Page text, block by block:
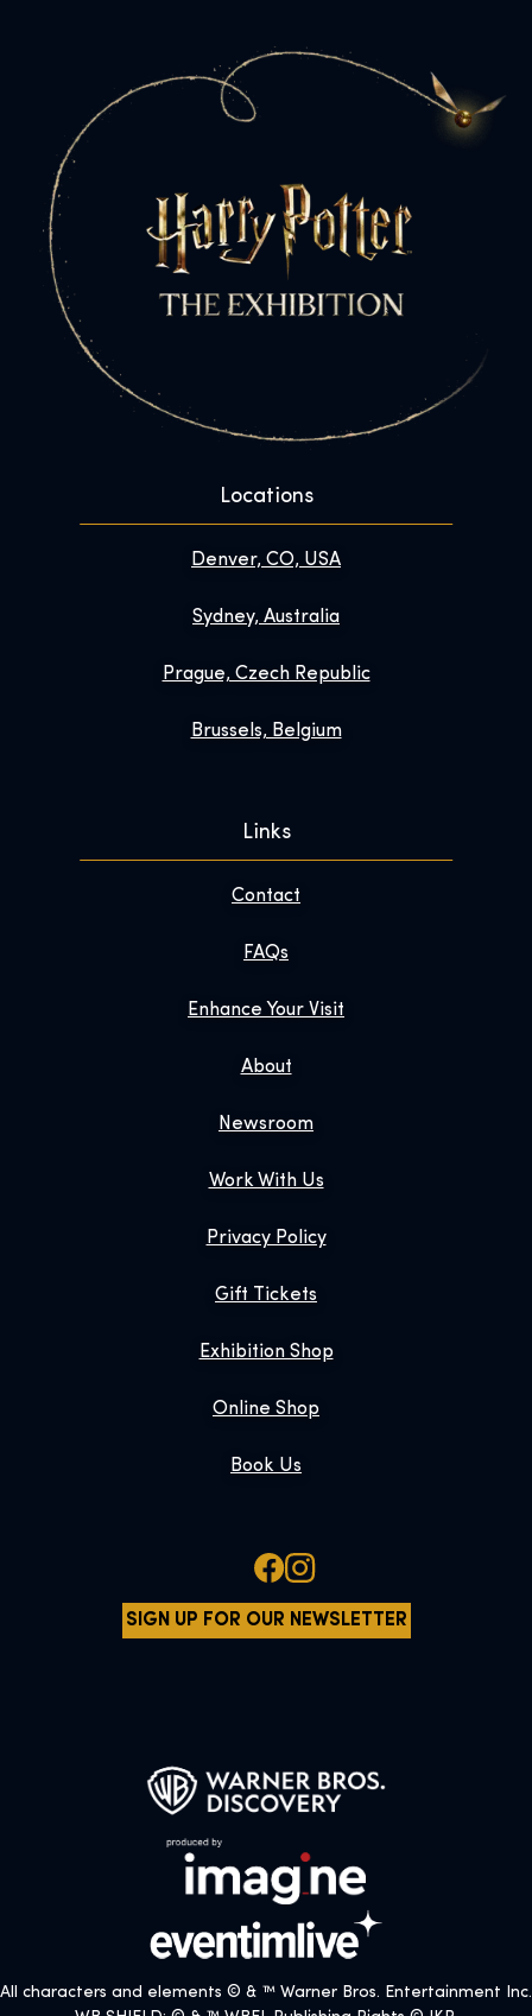
Locations
Denver, CO, USA
Sydney, Australia
Prague, Czech Republic
Brussels, Belgium
Links
Contact
FAQs
Enhance Your Visit
About
Newsroom
Work With Us
Privacy Policy
Gift Tickets
Exhibition Shop
Online Shop
Book Us
SIGN UP FOR OUR NEWSLETTER
All characters and elements © & ™ Warner Bros. Entertainment Inc.